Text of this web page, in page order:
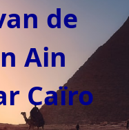
de
Ain
Caïro